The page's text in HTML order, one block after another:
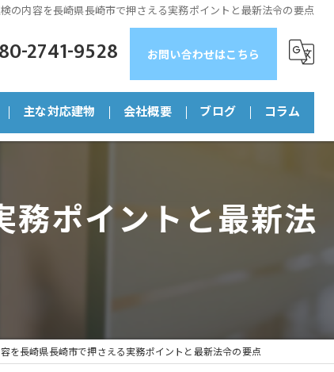
の内容を長崎県長崎市で押さえる実務ポイントと最新法令の要点
2741-9528 お問い合わせはこちら
主な対応建物
店舗
会社概要 ブログ コラム
務ポイントと最新法
を長崎県長崎市で押さえる実務ポイントと最新法令の要点